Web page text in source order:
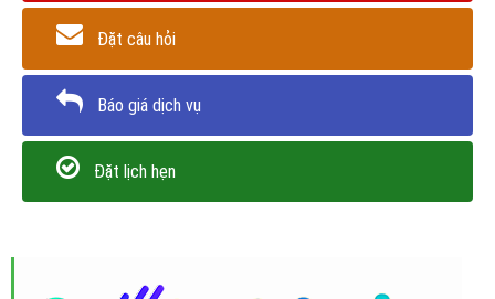
Đặt câu hỏi
Báo giá dịch vụ
Đặt lịch hẹn